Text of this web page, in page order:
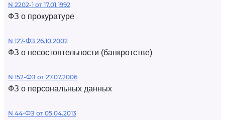
N 2202-1 от 17.01.1992
ФЗ о прокуратуре
N 127-ФЗ 26.10.2002
ФЗ о несостоятельности (банкротстве)
N 152-ФЗ от 27.07.2006
ФЗ о персональных данных
N 44-ФЗ от 05.04.2013